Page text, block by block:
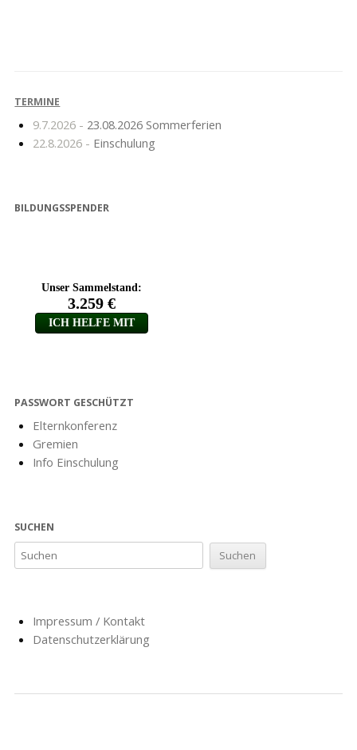
TERMINE
9.7.2026 - 23.08.2026 Sommerferien
22.8.2026 - Einschulung
BILDUNGSSPENDER
PASSWORT GESCHÜTZT
Elternkonferenz
Gremien
Info Einschulung
SUCHEN
Impressum / Kontakt
Datenschutzerklärung